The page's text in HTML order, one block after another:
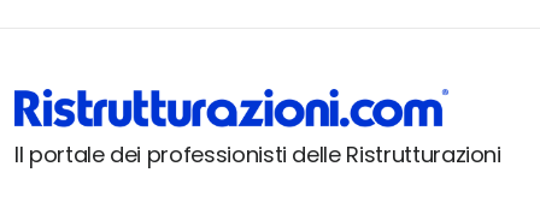
Il portale dei professionisti delle Ristrutturazioni